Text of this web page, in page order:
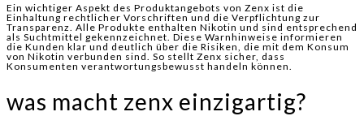
Ein wichtiger Aspekt des Produktangebots von Zenx ist die
Einhaltung rechtlicher Vorschriften und die Verpflichtung zur
Transparenz. Alle Produkte enthalten Nikotin und sind entsprechend
als Suchtmittel gekennzeichnet. Diese Warnhinweise informieren
die Kunden klar und deutlich über die Risiken, die mit dem Konsum
von Nikotin verbunden sind. So stellt Zenx sicher, dass
Konsumenten verantwortungsbewusst handeln können.
was macht zenx einzigartig?